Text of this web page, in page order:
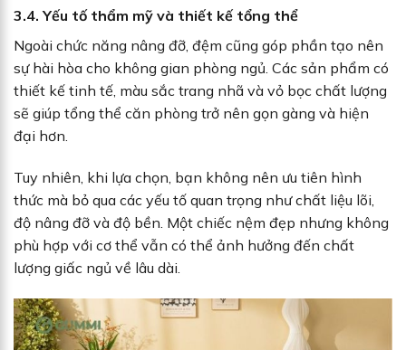
3.4. Yếu tố thẩm mỹ và thiết kế tổng thể
Ngoài chức năng nâng đỡ, đệm cũng góp phần tạo nên
sự hài hòa cho không gian phòng ngủ. Các sản phẩm có
thiết kế tinh tế, màu sắc trang nhã và vỏ bọc chất lượng
sẽ giúp tổng thể căn phòng trở nên gọn gàng và hiện
đại hơn.
Tuy nhiên, khi lựa chọn, bạn không nên ưu tiên hình
thức mà bỏ qua các yếu tố quan trọng như chất liệu lõi,
độ nâng đỡ và độ bền. Một chiếc nệm đẹp nhưng không
phù hợp với cơ thể vẫn có thể ảnh hưởng đến chất
lượng giấc ngủ về lâu dài.